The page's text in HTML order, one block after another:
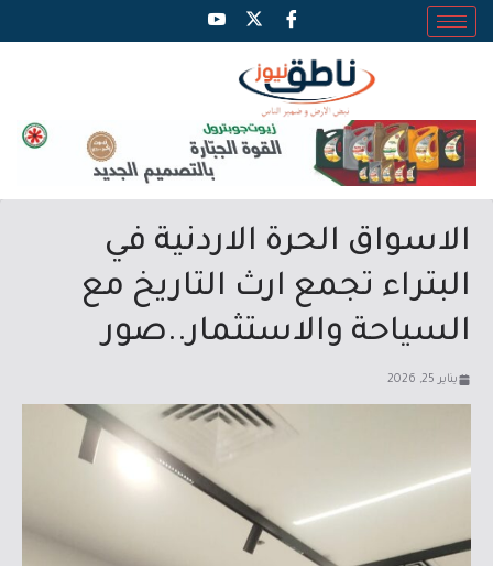
الاسواق الحرة الاردنية في
البتراء تجمع ارث التاريخ مع
السياحة والاستثمار..صور
يناير 25, 2026